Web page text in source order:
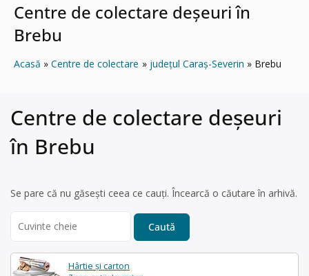
Centre de colectare deșeuri în
Brebu
Acasă Centre de colectare județul Caraș-Severin Brebu
Hârtie și carton
Centre de colectare deșeuri
în Brebu
Se pare că nu găsești ceea ce cauți. Încearcă o căutare în arhivă.
for: